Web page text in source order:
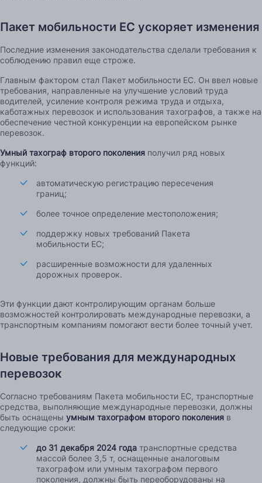
Пакет мобильности ЕС ускоряет изменения
Последние изменения законодательства сделали требования к
соблюдению правил еще строже.
Главным фактором стал Пакет мобильности ЕС. Он ввел новые
требования, направленные на улучшение условий труда
водителей, усиление контроля режима труда и отдыха,
каботажных перевозок и использования тахографов, а также на
обеспечение честной конкуренции на европейском рынке
перевозок.
Умный тахограф второго поколения получил ряд новых
функций:
автоматическую регистрацию пересечения
границ;
более точное определение местоположения;
поддержку новых требований Пакета
мобильности ЕС;
расширенные возможности для удаленных
дорожных проверок.
Эти функции дают контролирующим органам больше
возможностей контролировать международные перевозки, а
транспортным компаниям помогают вести более точный учет.
Новые требования для международных
перевозок
Согласно требованиям Пакета мобильности ЕС, транспортные
средства, выполняющие международные перевозки, должны
быть оснащены умным тахографом второго поколения в
следующие сроки:
до 31 декабря 2024 года транспортные средства
массой более 3,5 т, оснащенные аналоговым
тахографом или умным тахографом первого
поколения, должны быть переоборудованы на